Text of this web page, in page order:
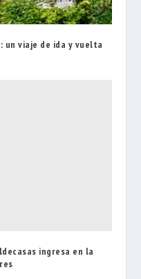
viaje de ida y vuelta
ingresa en la